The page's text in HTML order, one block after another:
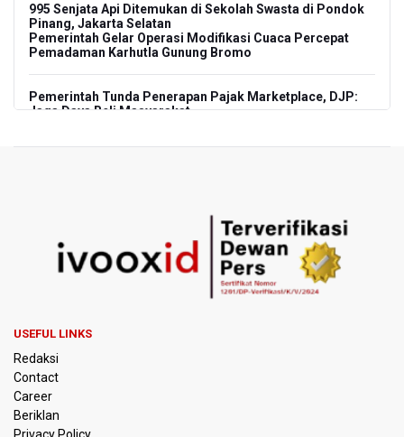
995 Senjata Api Ditemukan di Sekolah Swasta di Pondok
Pinang, Jakarta Selatan
Pemerintah Gelar Operasi Modifikasi Cuaca Percepat
Pemadaman Karhutla Gunung Bromo
Pemerintah Tunda Penerapan Pajak Marketplace, DJP:
Jaga Daya Beli Masyarakat
KPK Sebut Pejabat Kemenhut Diduga Menerima 12.500
Dolar Singapura dari Bupati Kuantan Singingi Nonaktif
Amnesty International Desak Hentikan Sementara dan
Massal
Harga Telur dan Daging Ayam Masih Tertekan,
Pemerintah Diminta Lindungi Peternak Kecil
USEFUL LINKS
Redaksi
Contact
Career
Beriklan
Privacy Policy